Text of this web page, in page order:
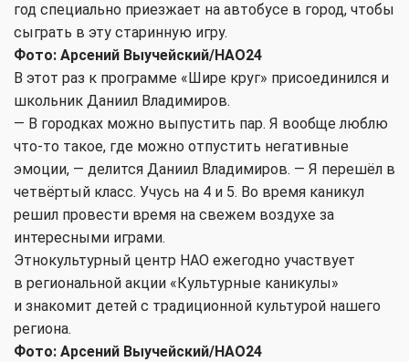
год специально приезжает на автобусе в город, чтобы
сыграть в эту старинную игру.
Фото: Арсений Выучейский/НАО24
В этот раз к программе «Шире круг» присоединился и
школьник Даниил Владимиров.
— В городках можно выпустить пар. Я вообще люблю
что-то такое, где можно отпустить негативные
эмоции, — делится Даниил Владимиров. — Я перешёл в
четвёртый класс. Учусь на 4 и 5. Во время каникул
решил провести время на свежем воздухе за
интересными играми.
Этнокультурный центр НАО ежегодно участвует
в региональной акции «Культурные каникулы»
и знакомит детей с традиционной культурой нашего
региона.
Фото: Арсений Выучейский/НАО24